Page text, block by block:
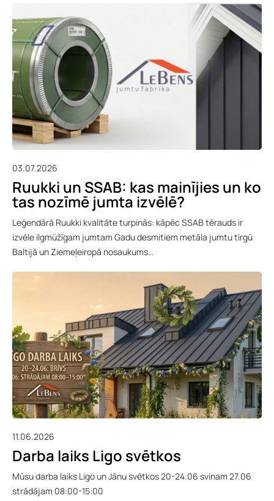
03.07.2026
Ruukki un SSAB: kas mainījies un ko
tas nozīmē jumta izvēlē?
Leģendārā Ruukki kvalitāte turpinās: kāpēc SSAB tērauds ir
izvēle ilgmūžīgam jumtam Gadu desmitiem metāla jumtu tirgū
Baltijā un Ziemeļeiropā nosaukums…
11.06.2026
Darba laiks Ligo svētkos
Mūsu darba laiks Ligo un Jānu svētkos 20-24.06 svinam 27.06
strādājam 08:00-15:00